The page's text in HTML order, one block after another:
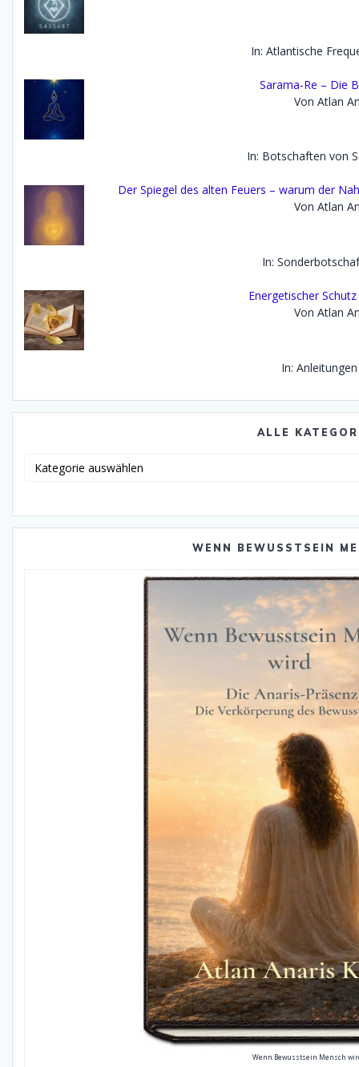
In: Atlantische
Sarama-Re – Die
Von Atlan
In: Botschaften von
Der Spiegel des alten Feuers – warum der
Von Atlan
In:
Energetischer
Von Atlan
In: Anleitungen
ALLE
WENN BEWUSSTSEIN
Wenn Bewusstsein Mensch